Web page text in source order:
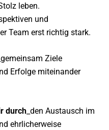
leben.
und
Team erst richtig stark.
_gemeinsam Ziele
Erfolge miteinander
durch _den Austausch im
ehrlicherweise